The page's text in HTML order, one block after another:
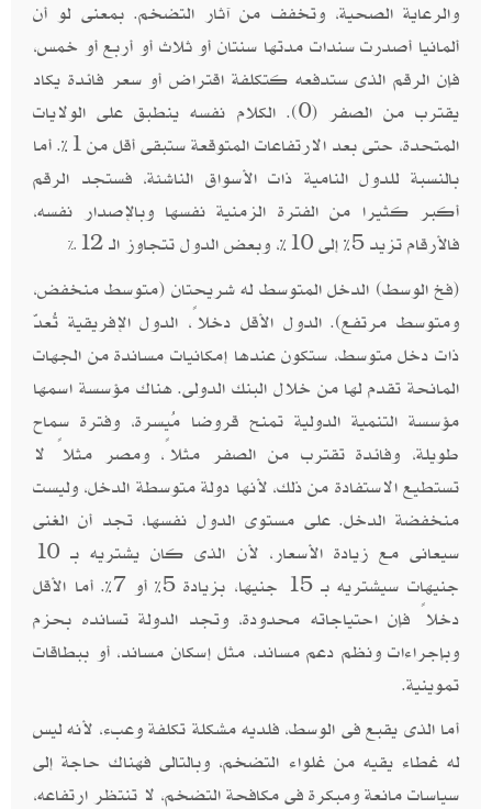
والرعاية الصحية، وتخفف من آثار التضخم. بمعنى لو أن
ألمانيا أصدرت سندات مدتها سنتان أو ثلاث أو أربع أو خمس،
فإن الرقم الذى ستدفعه كتكلفة اقتراض أو سعر فائدة يكاد
يقترب من الصفر (0). الكلام نفسه ينطبق على الولايات
المتحدة، حتى بعد الارتفاعات المتوقعة ستبقى أقل من 1%. أما
بالنسبة للدول النامية ذات الأسواق الناشئة، فستجد الرقم
أكبر كثيرا من الفترة الزمنية نفسها وبالإصدار نفسه،
فالأرقام تزيد 5% إلى 10%، وبعض الدول تتجاوز الـ 12
%.
(فخ الوسط) الدخل المتوسط له شريحتان (متوسط منخفض،
ومتوسط مرتفع). الدول الأقل دخلاً، الدول الإفريقية تُعدّ
ذات دخل متوسط، ستكون عندها إمكانيات مساندة من الجهات
المانحة تقدم لها من خلال البنك الدولى. هناك مؤسسة اسمها
مؤسسة التنمية الدولية تمنح قروضا مُيسرة، وفترة سماح
طويلة، وفائدة تقترب من الصفر مثلاً، ومصر مثلاً لا
تستطيع الاستفادة من ذلك، لأنها دولة متوسطة الدخل، وليست
منخفضة الدخل. على مستوى الدول نفسها، تجد أن الغنى
سيعانى مع زيادة الأسعار، لأن الذى كان يشتريه بـ 10
جنيهات سيشتريه بـ 15 جنيها، بزيادة 5% أو 7%. أما الأقل
دخلاً فإن احتياجاته محدودة، وتجد الدولة تسانده بحزم
وبإجراءات ونظم دعم مساند، مثل إسكان مساند، أو ببطاقات
تموينية.
أما الذى يقبع فى الوسط، فلديه مشكلة تكلفة وعبء، لأنه ليس
له غطاء يقيه من غلواء التضخم، وبالتالى فهناك حاجة إلى
سياسات مانعة ومبكرة فى مكافحة التضخم، لا تنتظر ارتفاعه،